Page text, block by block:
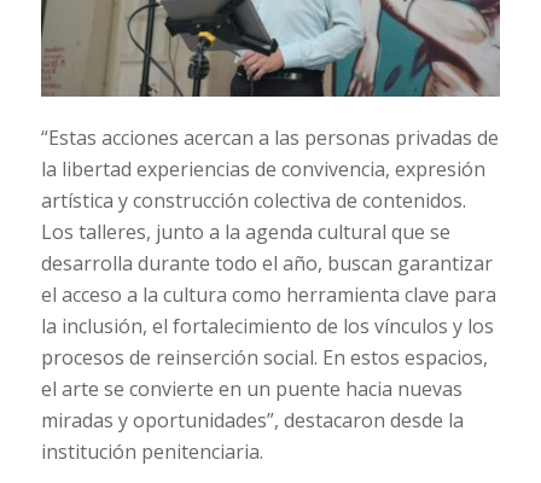
“Estas acciones acercan a las personas privadas de
la libertad experiencias de convivencia, expresión
artística y construcción colectiva de contenidos.
Los talleres, junto a la agenda cultural que se
desarrolla durante todo el año, buscan garantizar
el acceso a la cultura como herramienta clave para
la inclusión, el fortalecimiento de los vínculos y los
procesos de reinserción social. En estos espacios,
el arte se convierte en un puente hacia nuevas
miradas y oportunidades”, destacaron desde la
institución penitenciaria.